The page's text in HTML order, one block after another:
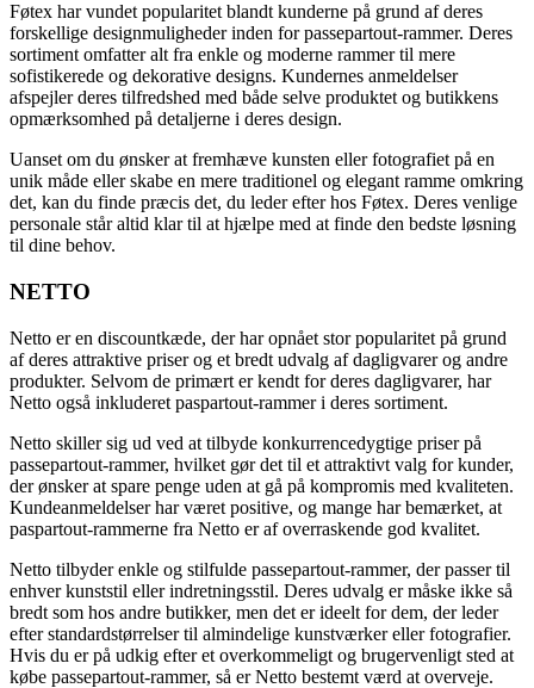
Føtex har vundet popularitet blandt kunderne på grund af deres
forskellige designmuligheder inden for passepartout-rammer. Deres
sortiment omfatter alt fra enkle og moderne rammer til mere
sofistikerede og dekorative designs. Kundernes anmeldelser
afspejler deres tilfredshed med både selve produktet og butikkens
opmærksomhed på detaljerne i deres design.
Uanset om du ønsker at fremhæve kunsten eller fotografiet på en
unik måde eller skabe en mere traditionel og elegant ramme omkring
det, kan du finde præcis det, du leder efter hos Føtex. Deres venlige
personale står altid klar til at hjælpe med at finde den bedste løsning
til dine behov.
NETTO
Netto er en discountkæde, der har opnået stor popularitet på grund
af deres attraktive priser og et bredt udvalg af dagligvarer og andre
produkter. Selvom de primært er kendt for deres dagligvarer, har
Netto også inkluderet paspartout-rammer i deres sortiment.
Netto skiller sig ud ved at tilbyde konkurrencedygtige priser på
passepartout-rammer, hvilket gør det til et attraktivt valg for kunder,
der ønsker at spare penge uden at gå på kompromis med kvaliteten.
Kundeanmeldelser har været positive, og mange har bemærket, at
paspartout-rammerne fra Netto er af overraskende god kvalitet.
Netto tilbyder enkle og stilfulde passepartout-rammer, der passer til
enhver kunststil eller indretningsstil. Deres udvalg er måske ikke så
bredt som hos andre butikker, men det er ideelt for dem, der leder
efter standardstørrelser til almindelige kunstværker eller fotografier.
Hvis du er på udkig efter et overkommeligt og brugervenligt sted at
købe passepartout-rammer, så er Netto bestemt værd at overveje.